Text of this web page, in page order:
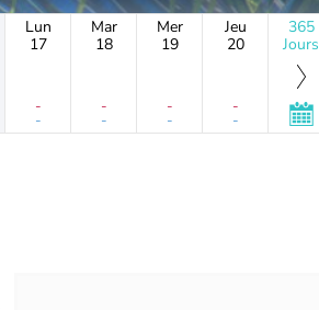
Lun
17
-
-
Mar
18
-
-
Mer
19
-
-
Jeu
20
-
-
365
Jours